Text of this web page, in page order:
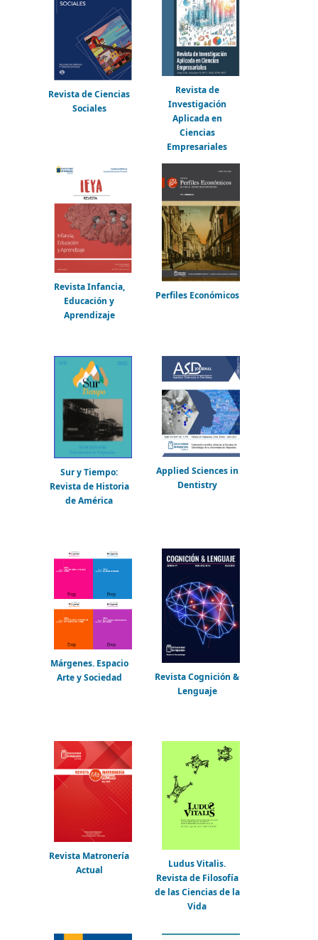
Revista de Ciencias
Sociales
Revista de
Investigación
Aplicada en
Ciencias
Empresariales
Revista Infancia,
Educación y
Aprendizaje
Perfiles Económicos
Sur y Tiempo:
Revista de Historia
de América
Applied Sciences in
Dentistry
Márgenes. Espacio
Arte y Sociedad
Revista Cognición &
Lenguaje
Revista Matronería
Actual
Ludus Vitalis.
Revista de Filosofía
de las Ciencias de la
Vida